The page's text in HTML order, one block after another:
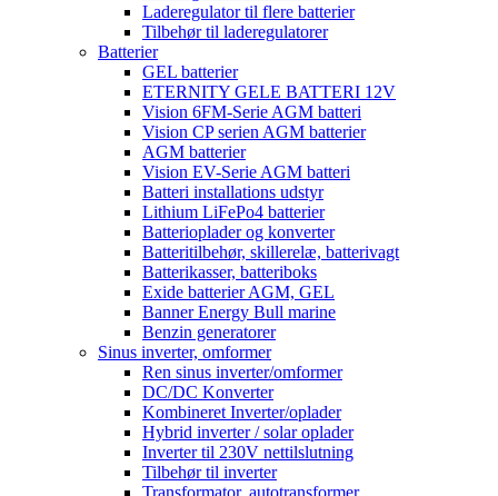
Laderegulator til flere batterier
Tilbehør til laderegulatorer
Batterier
GEL batterier
ETERNITY GELE BATTERI 12V
Vision 6FM-Serie AGM batteri
Vision CP serien AGM batterier
AGM batterier
Vision EV-Serie AGM batteri
Batteri installations udstyr
Lithium LiFePo4 batterier
Batterioplader og konverter
Batteritilbehør, skillerelæ, batterivagt
Batterikasser, batteriboks
Exide batterier AGM, GEL
Banner Energy Bull marine
Benzin generatorer
Sinus inverter, omformer
Ren sinus inverter/omformer
DC/DC Konverter
Kombineret Inverter/oplader
Hybrid inverter / solar oplader
Inverter til 230V nettilslutning
Tilbehør til inverter